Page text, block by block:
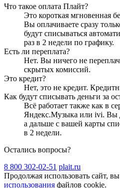
Что такое оплата Плайт?
Это короткая мгновенная
Вы оплачиваете сразу
будут списываться
раз в 2 недели по графику.
Есть ли переплата?
Нет. Вы ничего не
скрытых комиссий.
Это кредит?
Нет, это не кредит.
Как будут списывать деньги за
Всё работает также как в
Яндекс.Музыка или ivi. Вы
а дальше с вашей карты
в 2 недели.
Остались вопросы?
8 800 302-02-51 plait.ru
Продолжая использовать сайт, вы
использования файлов cookie.